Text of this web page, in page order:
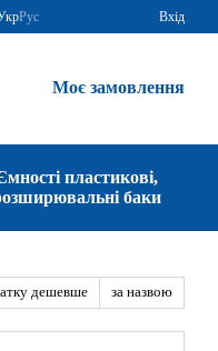
Рус Вхід
Моє замовлення
пластикові,
баки
дешевше за назвою